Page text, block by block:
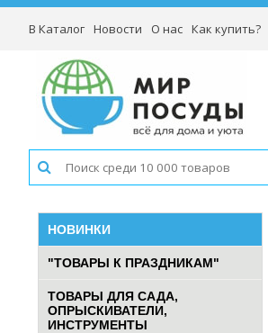
В Каталог Новости О нас Как купить?
НОВИНКИ
"ТОВАРЫ К ПРАЗДНИКАМ"
ТОВАРЫ ДЛЯ САДА,
ОПРЫСКИВАТЕЛИ,
ИНСТРУМЕНТЫ